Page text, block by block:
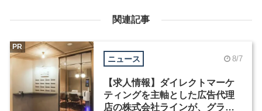
関連記事
ニュース 8/7
【求人情報】ダイレクトマーケ
ティングを主軸とした広告代理
店の株式会社ラインが、グラフ
PR